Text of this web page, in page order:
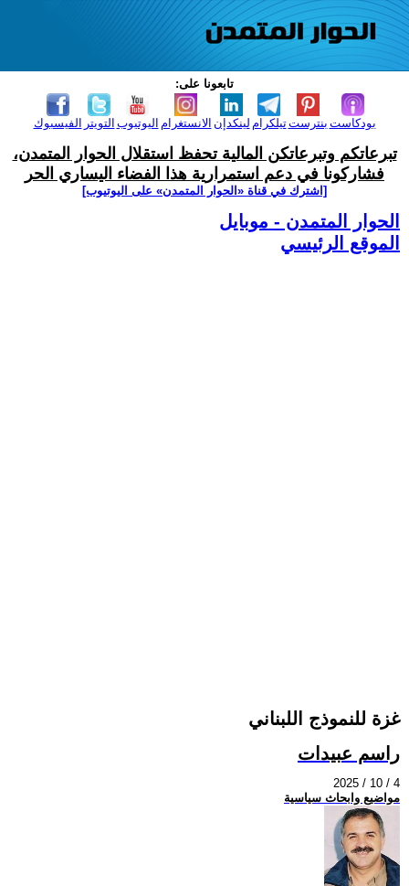
تابعونا على:
الفيسبوك التويتر اليوتيوب الانستغرام لينكدإن تيلكرامبنترست بودكاست
تبرعاتكم وتبرعاتكن المالية تحفظ استقلال الحوار المتمدن،
فشاركونا في دعم استمرارية هذا الفضاء اليساري الحر
[اشترك في قناة ‫«الحوار المتمدن» على اليوتيوب]
الحوار المتمدن - موبايل
الموقع الرئيسي
غزة للنموذج اللبناني
راسم عبيدات
2025 / 10 / 4
مواضيع وابحاث سياسية